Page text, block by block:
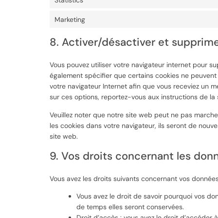
Marketing
8. Activer/désactiver et
Vous pouvez utiliser votre navigateur internet pour
également spécifier que certains cookies ne
votre navigateur Internet afin que vous receviez un
sur ces options, reportez-vous aux instructions de
Veuillez noter que notre site web peut ne pas
les cookies dans votre navigateur, ils seront de
site web.
9. Vos droits concernant les
Vous avez les droits suivants concernant vos
Vous avez le droit de savoir pourquoi vos
de temps elles seront conservées.